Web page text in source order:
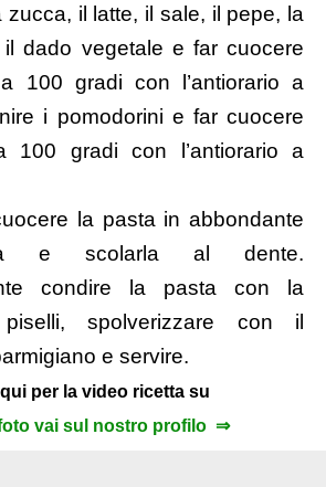
zucca, il latte, il sale, il pepe, la
dado vegetale e far cuocere
100 gradi con l’antiorario a
i pomodorini e far cuocere
100 gradi con l’antiorario a
la pasta in abbondante
e scolarla al dente.
condire la pasta con la
spolverizzare con il
e servire.
per la video ricetta su
vai sul nostro profilo ⇒